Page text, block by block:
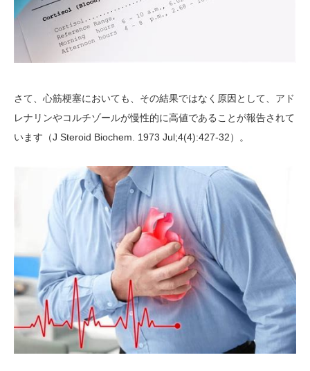
さて、心筋梗塞においても、その結果ではなく原因として、アド
レナリンやコルチゾールが慢性的に高値であることが報告されて
います（J Steroid Biochem. 1973 Jul;4(4):427-32）。